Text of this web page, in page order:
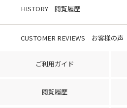
HISTORY 閲覧履歴
CUSTOMER REVIEWS お客様の声
ご利用ガイド
閲覧履歴